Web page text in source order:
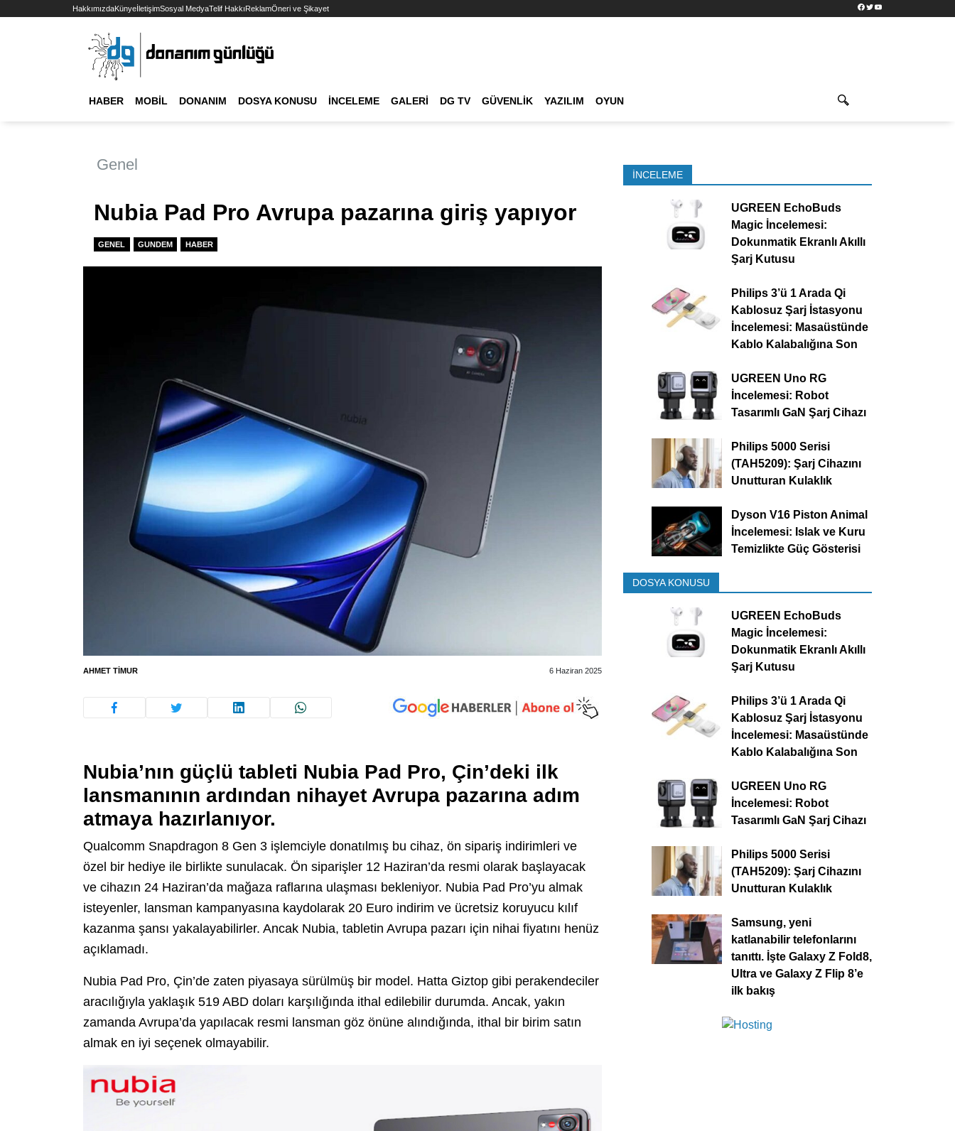
HakkımızdaKünyeİletişimSosyal MedyaTelif HakkıReklamÖneri ve Şikayet Facebook
TwitterYouTube
HABER MOBIL DONANIM DOSYA KONUSU İNCELEME GALERI DG TV GÜVENLIK YAZILIM OYUN
Genel
Nubia Pad Pro Avrupa pazarına giriş yapıyor
GENEL GUNDEM HABER
AHMET TIMUR 6 Haziran 2025
Nubia’nın güçlü tableti Nubia Pad Pro, Çin’deki ilk
lansmanının ardından nihayet Avrupa pazarına adım
atmaya hazırlanıyor.
Qualcomm Snapdragon 8 Gen 3 işlemciyle donatılmış bu cihaz, ön sipariş indirimleri ve
özel bir hediye ile birlikte sunulacak. Ön siparişler 12 Haziran’da resmi olarak başlayacak
ve cihazın 24 Haziran’da mağaza raflarına ulaşması bekleniyor. Nubia Pad Pro’yu almak
isteyenler, lansman kampanyasına kaydolarak 20 Euro indirim ve ücretsiz koruyucu kılıf
kazanma şansı yakalayabilirler. Ancak Nubia, tabletin Avrupa pazarı için nihai fiyatını henüz
açıklamadı.
Nubia Pad Pro, Çin’de zaten piyasaya sürülmüş bir model. Hatta Giztop gibi perakendeciler
aracılığıyla yaklaşık 519 ABD doları karşılığında ithal edilebilir durumda. Ancak, yakın
zamanda Avrupa’da yapılacak resmi lansman göz önüne alındığında, ithal bir birim satın
almak en iyi seçenek olmayabilir.
İNCELEME
UGREEN EchoBuds
Magic İncelemesi:
Dokunmatik Ekranlı Akıllı
Şarj Kutusu
Philips 3’ü 1 Arada Qi
Kablosuz Şarj İstasyonu
İncelemesi: Masaüstünde
Kablo Kalabalığına Son
UGREEN Uno RG
İncelemesi: Robot
Tasarımlı GaN Şarj Cihazı
Philips 5000 Serisi
(TAH5209): Şarj Cihazını
Unutturan Kulaklık
Dyson V16 Piston Animal
İncelemesi: Islak ve Kuru
Temizlikte Güç Gösterisi
DOSYA KONUSU
UGREEN EchoBuds
Magic İncelemesi:
Dokunmatik Ekranlı Akıllı
Şarj Kutusu
Philips 3’ü 1 Arada Qi
Kablosuz Şarj İstasyonu
İncelemesi: Masaüstünde
Kablo Kalabalığına Son
UGREEN Uno RG
İncelemesi: Robot
Tasarımlı GaN Şarj Cihazı
Philips 5000 Serisi
(TAH5209): Şarj Cihazını
Unutturan Kulaklık
Samsung, yeni
katlanabilir telefonlarını
tanıttı. İşte Galaxy Z Fold8,
Ultra ve Galaxy Z Flip 8’e
ilk bakış